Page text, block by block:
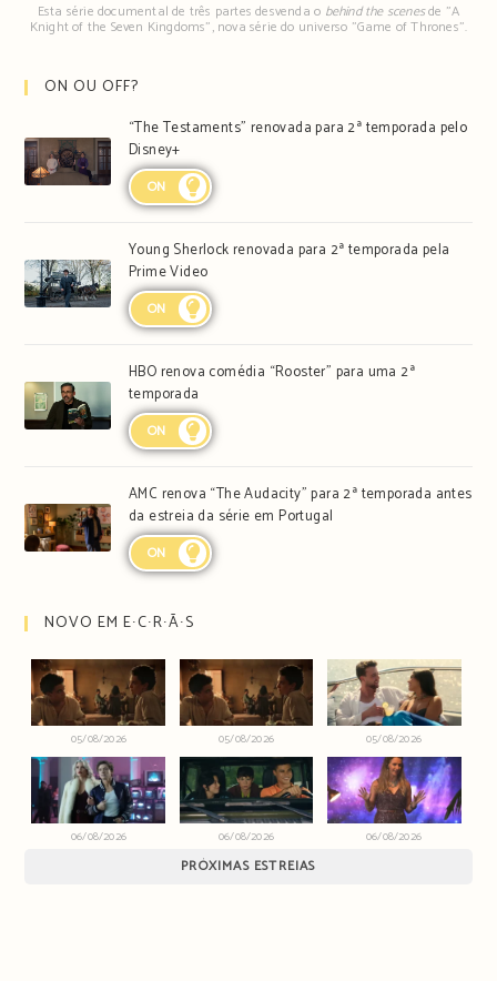
Esta série documental de três partes desvenda o behind the scenesde "A
Knight of the Seven Kingdoms", nova série do universo "Game of Thrones".
ON OU OFF?
“The Testaments” renovada para 2ª temporada pelo
Disney+
ON
Young Sherlock renovada para 2ª temporada pela
Prime Video
ON
HBO renova comédia “Rooster” para uma 2ª
temporada
ON
AMC renova “The Audacity” para 2ª temporada antes
da estreia da série em Portugal
ON
NOVO EM E∙C∙R∙Ã∙S
05/08/2026 05/08/2026 05/08/2026
06/08/2026 06/08/2026 06/08/2026
PRÓXIMAS ESTREIAS